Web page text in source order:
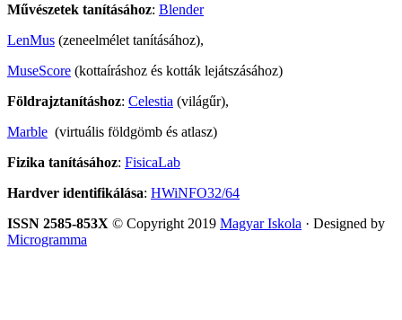
Művészetek tanításához: Blender
LenMus (zeneelmélet tanításához),
MuseScore (kottaíráshoz és kották lejátszásához)
Földrajztanításhoz: Celestia (világűr),
Marble (virtuális földgömb és atlasz)
Fizika tanításához: FisicaLab
Hardver identifikálása: HWiNFO32/64
ISSN 2585-853X © Copyright 2019 Magyar Iskola · Designed by
Microgramma